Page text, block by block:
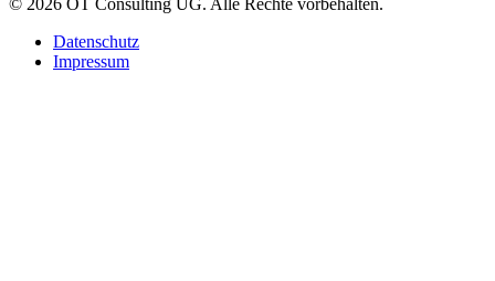
© 2026 OT Consulting UG. Alle Rechte vorbehalten.
Datenschutz
Impressum